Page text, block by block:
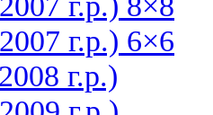
г.р.) 6×6
г.р.)